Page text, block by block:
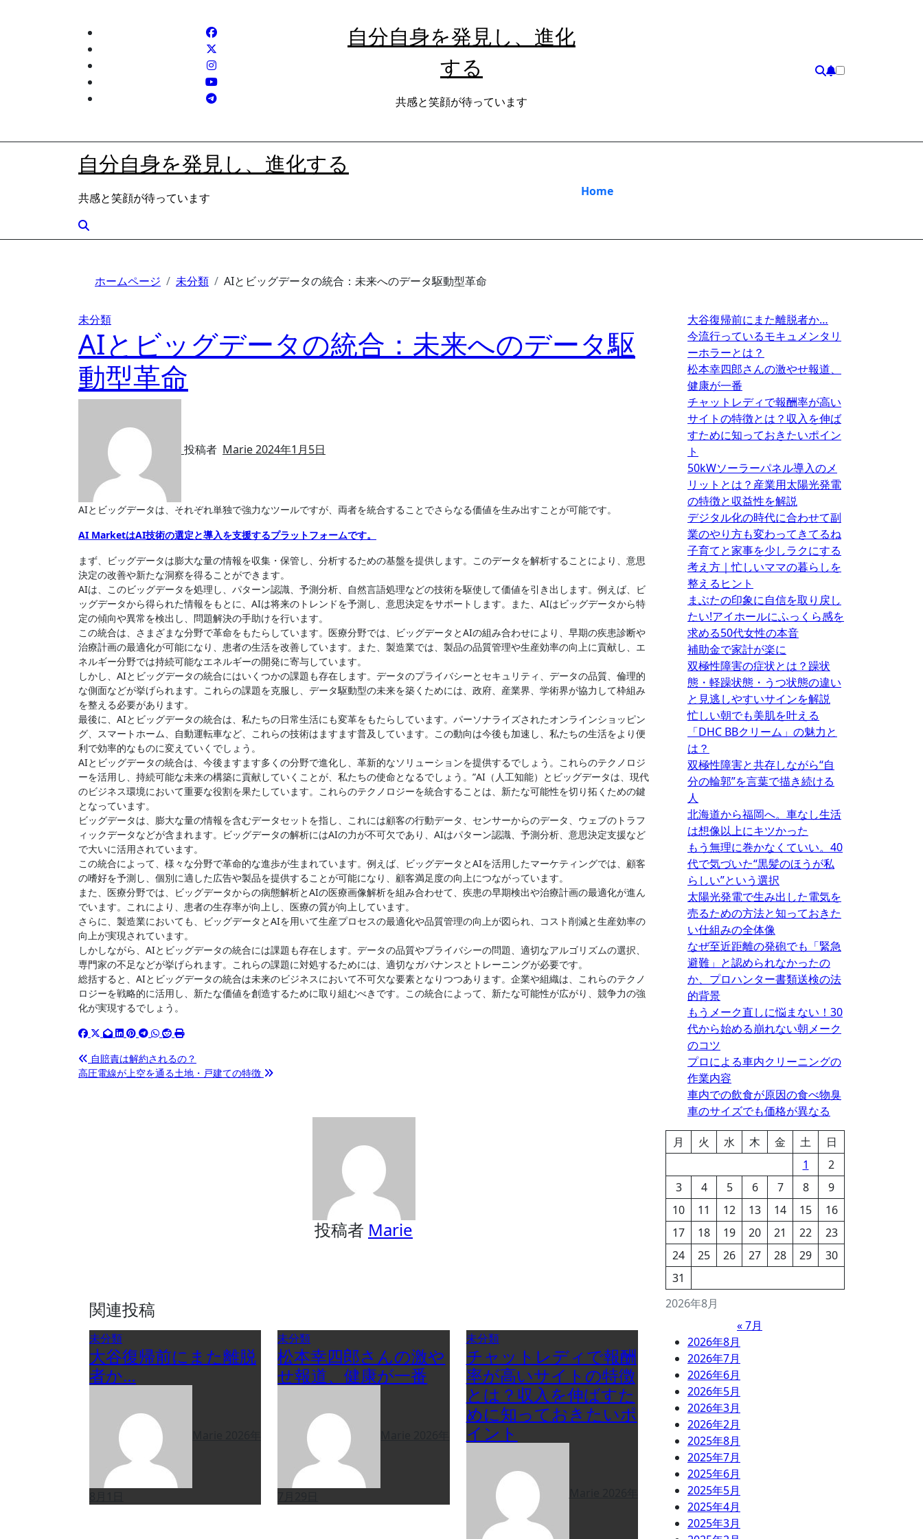
自分自身を発見し、進化
する
共感と笑顔が待っています
自分自身を発見し、進化する
共感と笑顔が待っています Home
ホームページ 未分類 AIとビッグデータの統合：未来へのデータ駆動型革命
未分類
AIとビッグデータの統合：未来へのデータ駆
動型革命
投稿者 Marie2024年1月5日
AIとビッグデータは、それぞれ単独で強力なツールですが、両者を統合することでさらなる価値を生み出すことが可能です。
AI MarketはAI技術の選定と導入を支援するプラットフォームです。
まず、ビッグデータは膨大な量の情報を収集・保管し、分析するための基盤を提供します。このデータを解析することにより、意思
決定の改善や新たな洞察を得ることができます。
AIは、このビッグデータを処理し、パターン認識、予測分析、自然言語処理などの技術を駆使して価値を引き出します。例えば、ビ
ッグデータから得られた情報をもとに、AIは将来のトレンドを予測し、意思決定をサポートします。また、AIはビッグデータから特
定の傾向や異常を検出し、問題解決の手助けを行います。
この統合は、さまざまな分野で革命をもたらしています。医療分野では、ビッグデータとAIの組み合わせにより、早期の疾患診断や
治療計画の最適化が可能になり、患者の生活を改善しています。また、製造業では、製品の品質管理や生産効率の向上に貢献し、エ
ネルギー分野では持続可能なエネルギーの開発に寄与しています。
しかし、AIとビッグデータの統合にはいくつかの課題も存在します。データのプライバシーとセキュリティ、データの品質、倫理的
な側面などが挙げられます。これらの課題を克服し、データ駆動型の未来を築くためには、政府、産業界、学術界が協力して枠組み
を整える必要があります。
最後に、AIとビッグデータの統合は、私たちの日常生活にも変革をもたらしています。パーソナライズされたオンラインショッピン
グ、スマートホーム、自動運転車など、これらの技術はますます普及しています。この動向は今後も加速し、私たちの生活をより便
利で効率的なものに変えていくでしょう。
AIとビッグデータの統合は、今後ますます多くの分野で進化し、革新的なソリューションを提供するでしょう。これらのテクノロジ
ーを活用し、持続可能な未来の構築に貢献していくことが、私たちの使命となるでしょう。”AI（人工知能）とビッグデータは、現代
のビジネス環境において重要な役割を果たしています。これらのテクノロジーを統合することは、新たな可能性を切り拓くための鍵
となっています。
ビッグデータは、膨大な量の情報を含むデータセットを指し、これには顧客の行動データ、センサーからのデータ、ウェブのトラフ
ィックデータなどが含まれます。ビッグデータの解析にはAIの力が不可欠であり、AIはパターン認識、予測分析、意思決定支援など
で大いに活用されています。
この統合によって、様々な分野で革命的な進歩が生まれています。例えば、ビッグデータとAIを活用したマーケティングでは、顧客
の嗜好を予測し、個別に適した広告や製品を提供することが可能になり、顧客満足度の向上につながっています。
また、医療分野では、ビッグデータからの病態解析とAIの医療画像解析を組み合わせて、疾患の早期検出や治療計画の最適化が進ん
でいます。これにより、患者の生存率が向上し、医療の質が向上しています。
さらに、製造業においても、ビッグデータとAIを用いて生産プロセスの最適化や品質管理の向上が図られ、コスト削減と生産効率の
向上が実現されています。
しかしながら、AIとビッグデータの統合には課題も存在します。データの品質やプライバシーの問題、適切なアルゴリズムの選択、
専門家の不足などが挙げられます。これらの課題に対処するためには、適切なガバナンスとトレーニングが必要です。
総括すると、AIとビッグデータの統合は未来のビジネスにおいて不可欠な要素となりつつあります。企業や組織は、これらのテクノ
ロジーを戦略的に活用し、新たな価値を創造するために取り組むべきです。この統合によって、新たな可能性が広がり、競争力の強
化が実現するでしょう。
投自賠責は解約されるの？
高圧電線が上空を通る土地・戸建ての特徴
投稿者 Marie
関連投稿
未分類
大谷復帰前にまた離脱
者か…
未分類
松本幸四郎さんの激や
せ報道、健康が一番
未分類
チャットレディで報酬
率が高いサイトの特徴
とは？収入を伸ばすた
めに知っておきたいポ
イント
大谷復帰前にまた離脱者か…
今流行っているモキュメンタリ
ーホラーとは？
松本幸四郎さんの激やせ報道、
健康が一番
チャットレディで報酬率が高い
サイトの特徴とは？収入を伸ば
すために知っておきたいポイン
ト
50kWソーラーパネル導入のメ
リットとは？産業用太陽光発電
の特徴と収益性を解説
デジタル化の時代に合わせて副
業のやり方も変わってきてるね
子育てと家事を少しラクにする
考え方｜忙しいママの暮らしを
整えるヒント
まぶたの印象に自信を取り戻し
たい!アイホールにふっくら感を
求める50代女性の本音
補助金で家計が楽に
双極性障害の症状とは？躁状
態・軽躁状態・うつ状態の違い
と見逃しやすいサインを解説
忙しい朝でも美肌を叶える
「DHC BBクリーム」の魅力と
は？
双極性障害と共存しながら“自
分の輪郭”を言葉で描き続ける
人
北海道から福岡へ。車なし生活
は想像以上にキツかった
もう無理に巻かなくていい。40
代で気づいた“黒髪のほうが私
らしい”という選択
太陽光発電で生み出した電気を
売るための方法と知っておきた
い仕組みの全体像
なぜ至近距離の発砲でも「緊急
避難」と認められなかったの
か、プロハンター書類送検の法
的背景
もうメーク直しに悩まない！30
代から始める崩れない朝メーク
のコツ
プロによる車内クリーニングの
作業内容
車内での飲食が原因の食べ物臭
車のサイズでも価格が異なる
2026年8月
月 火 水 木 金 土
日
1
2
3
4 5 6 7 8
9
10
11 12 13 14 15
16
17
18 19 20 21 22
23
24
25 26 27 28 29
30
31
« 7月
2026年8月
2026年7月
2026年6月
2026年5月
2026年3月
2026年2月
2025年8月
2025年7月
2025年6月
2025年5月
2025年4月
2025年3月